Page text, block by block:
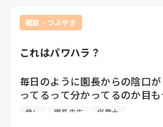
今は保育とは全く違う職種に転
張っています。
同じような経験をした方はいま
これは保育業界ではよくある
は間違っていると思います。現
どこでその言葉を聞いたか、な
面談をしたいと思います。
雑談・つぶやき
これはパワハラ？
毎日のように園長からの陰口
ってるって分かってるのか目
合わせないように避けている
脅し 園長先生 保育士